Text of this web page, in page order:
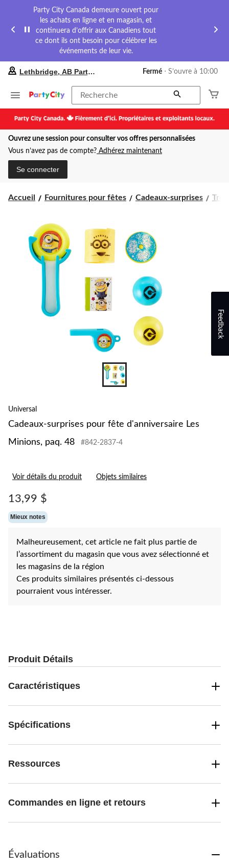
Party City Canada demeure ouvert pour
les achats en ligne et en magasin, et
continuera d’offrir aux Canadiens tout
ce dont ils ont besoin pour célébrer les
événements de leur vie.
préféré
Lethbridge,
Party
City,
courament
Fermé,
pour
Lethbridge, AB Party City Fermé ⋅ S’ouvre à 10:00
Recherche
Ouvrez une session pour consulter vos offres personnalisées
Vous n’avez pas de compte? Adhérez maintenant
Se connecter
Accueil Fournitures pour fêtes Cadeaux-surprises
Universal
Cadeaux-surprises pour fête d'anniversaire Les
Minions, paq. 48
#842-2837-4
Voir détails du produit Objets similaires
13,99 $
Mieux notes
Malheureusement, cet article ne fait plus partie de
l’assortiment du magasin que vous avez sélectionné et
les magasins de la région
Ces produits similaires présentés ci-dessous
pourraient vous intéresser.
Produit Détails
Caractéristiques
Spécifications
Ressources
Commandes en ligne et retours
Évaluations
Feedback